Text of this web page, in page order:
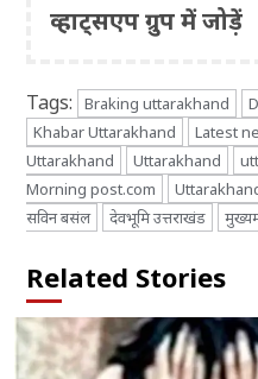
व्हाट्सएप ग्रुप में जोड़ें
Tags: Braking uttarakhand
Khabar Uttarakhand
Latest
Uttarakhand
Uttarakhand
Morning post.com
सविन बसंल
देवभूमि उत्तराखंड
Related Stories